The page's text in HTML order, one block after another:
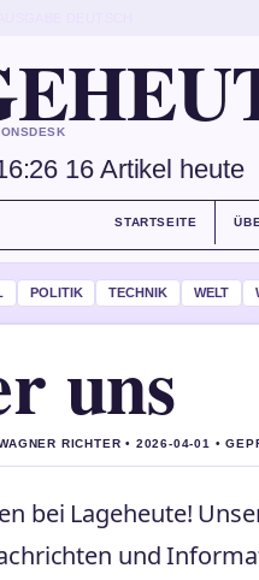
16 Artikel heute
STARTSEITE
POLITIK TECHNIK WELT
uns
RICHTER • 2026-04-01 •
bei Lageheute!
und